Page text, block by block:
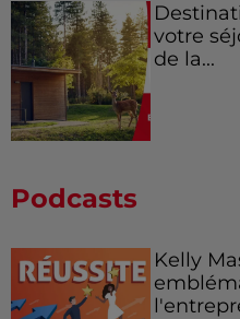
votre
de la...
Podcasts
Kelly